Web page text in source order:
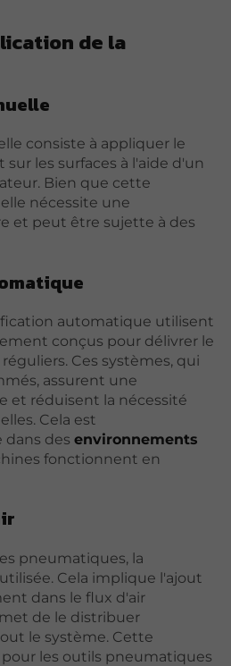
de la
consiste à appliquer le
les surfaces à l'aide d'un
Bien que cette
nécessite une
et peut être sujette à des
automatique utilisent
conçus pour délivrer le
Ces systèmes, qui
assurent une
et réduisent la nécessité
Cela est
des environnements
fonctionnent en
pneumatiques, la
Cela implique l'ajout
dans le flux d'air
de le distribuer
le système. Cette
les outils pneumatiques